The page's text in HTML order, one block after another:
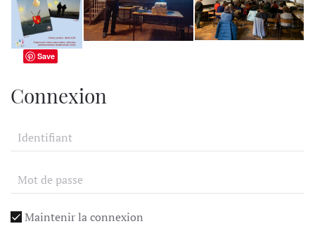
Save
Connexion
Maintenir la connexion